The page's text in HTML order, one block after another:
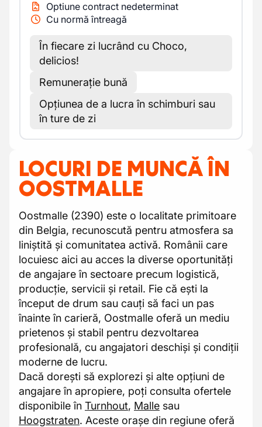
Optiune contract nedeterminat
Cu normă întreagă
În fiecare zi lucrând cu Choco,
delicios!
Remunerație bună
Opțiunea de a lucra în schimburi sau
în ture de zi
LOCURI DE MUNCĂ ÎN
OOSTMALLE
Oostmalle (2390) este o localitate primitoare
din Belgia, recunoscută pentru atmosfera sa
liniștită și comunitatea activă. Românii care
locuiesc aici au acces la diverse oportunități
de angajare în sectoare precum logistică,
producție, servicii și retail. Fie că ești la
început de drum sau cauți să faci un pas
înainte în carieră, Oostmalle oferă un mediu
prietenos și stabil pentru dezvoltarea
profesională, cu angajatori deschiși și condiții
moderne de lucru.
Dacă dorești să explorezi și alte opțiuni de
angajare în apropiere, poți consulta ofertele
disponibile în Turnhout, Malle sau
Hoogstraten. Aceste orașe din regiune oferă